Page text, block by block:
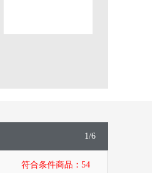
1/6
符合条件商品： 54